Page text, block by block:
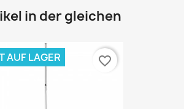
in der gleichen
AUF LAGER favorite_border